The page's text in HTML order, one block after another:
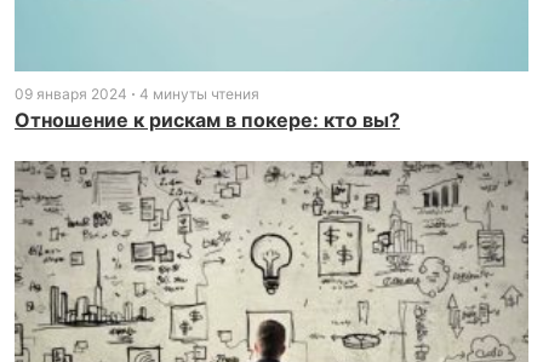
09 января 2024 4 минуты чтения
Отношение к рискам в покере: кто вы?